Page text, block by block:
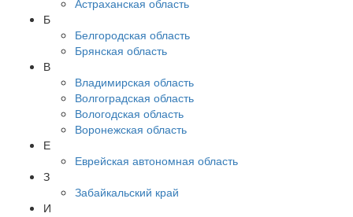
Астраханская область
Б
Белгородская область
Брянская область
В
Владимирская область
Волгоградская область
Вологодская область
Воронежская область
Е
Еврейская автономная область
З
Забайкальский край
И